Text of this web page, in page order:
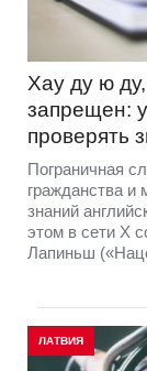
Хау ду ю
запрещен:
проверять
Пограничная
гражданства и
знаний
этом в сети Х
Лапиньш
ЛАТВИЯ